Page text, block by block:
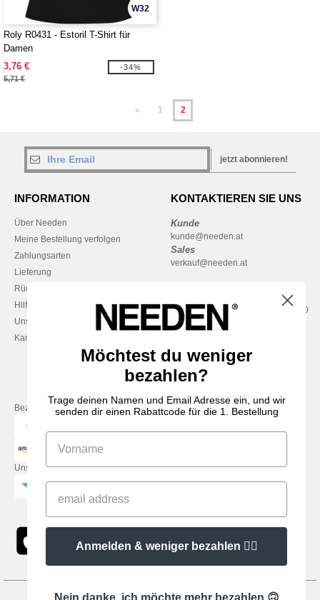
W32
Roly R0431 - Estoril T-Shirt für
Damen
3,76 €
5,71 €
-34%
« 1 2
jetzt abonnieren!
INFORMATION
Über Needen
Meine Bestellung verfolgen
Zahlungsarten
Lieferung
Rückerstattungen / Rückgaben
Hilfe & FAQs
Unsere Engagements
Karriere
KONTAKTIEREN SIE UNS
Kunde
kunde@needen.at
Sales
verkauf@needen.at
Montag – Donnerstag: 10:00–13:00
& 14:00–17:30
Bezahlung mit
Unsere Paketzusteller
Möchtest du weniger
bezahlen?
Trage deinen Namen und Email Adresse ein, und wir
senden dir einen Rabattcode für die 1. Bestellung
Anmelden & weniger bezahlen 👍🏼
Nein danke, ich möchte mehr bezahlen 🙃